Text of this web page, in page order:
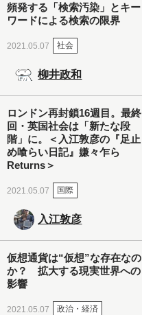
頻発する「検索汚染」とキー
ワードによる検索の限界
2021.05.07 社会
柳井政和
ロンドン再封鎖16週目。最終
回・英国社会は「新たな段
階」に。＜入江敦彦の『足止
め喰らい日記』嫌々乍ら
Returns＞
2021.05.07 国際
入江敦彦
仮想通貨は“仮想”な存在なの
か？ 拡大する現実世界への
影響
2021.05.07 政治・経済